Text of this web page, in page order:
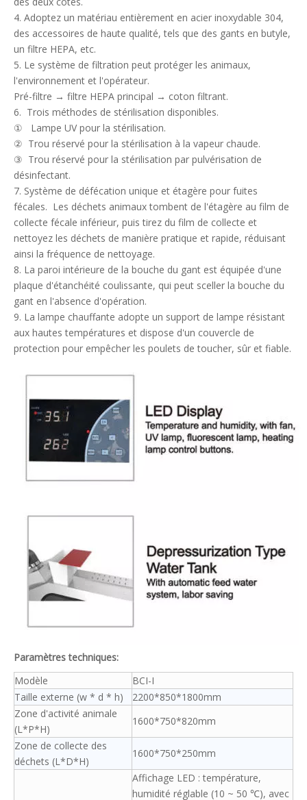
4. Adoptez un matériau entièrement en acier inoxydable 304,
des accessoires de haute qualité, tels que des gants en butyle,
un filtre HEPA, etc.
5. Le système de filtration peut protéger les animaux,
l'environnement et l'opérateur.
Pré-filtre → filtre HEPA principal → coton filtrant.
6. Trois méthodes de stérilisation disponibles.
① Lampe UV pour la stérilisation.
② Trou réservé pour la stérilisation à la vapeur chaude.
③ Trou réservé pour la stérilisation par pulvérisation de
désinfectant.
7. Système de défécation unique et étagère pour fuites
fécales. Les déchets animaux tombent de l'étagère au film de
collecte fécale inférieur, puis tirez du film de collecte et
nettoyez les déchets de manière pratique et rapide, réduisant
ainsi la fréquence de nettoyage.
8. La paroi intérieure de la bouche du gant est équipée d'une
plaque d'étanchéité coulissante, qui peut sceller la bouche du
gant en l'absence d'opération.
9. La lampe chauffante adopte un support de lampe résistant
aux hautes températures et dispose d'un couvercle de
protection pour empêcher les poulets de toucher, sûr et fiable.
Paramètres techniques:
Modèle
BCI-I
Taille externe (w * d * h)
2200*850*1800mm
Zone d'activité animale
(L*P*H)
1600*750*820mm
Zone de collecte des
déchets (L*D*H)
1600*750*250mm
Affichage LED : température,
humidité réglable (10 ~ 50 ℃), avec